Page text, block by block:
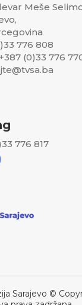
Meše
776 808
(0)33 776
776 817
Sarajevo ©